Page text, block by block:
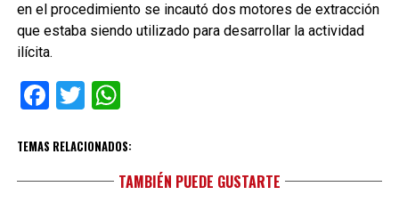
en el procedimiento se incautó dos motores de extracción
que estaba siendo utilizado para desarrollar la actividad
ilícita.
Facebook
TwitterWhatsApp
TEMAS RELACIONADOS:
TAMBIÉN PUEDE GUSTARTE